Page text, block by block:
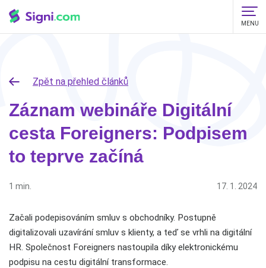
MENU
Zpět na přehled článků
Záznam webináře Digitální
cesta Foreigners: Podpisem
to teprve začíná
1 min. 17. 1. 2024
Začali podepisováním smluv s obchodníky. Postupně
digitalizovali uzavírání smluv s klienty, a teď se vrhli na digitální
HR. Společnost Foreigners nastoupila díky elektronickému
podpisu na cestu digitální transformace.